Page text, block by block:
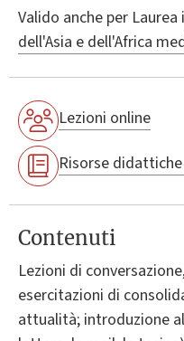
Valido anche per Laurea
dell'Asia e dell'Africa
Lezioni online
Risorse
Contenuti
Lezioni di
esercitazioni di
attualità; introduzione